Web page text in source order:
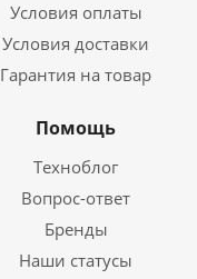
Условия оплаты
Условия доставки
Гарантия на товар
Помощь
Техноблог
Вопрос-ответ
Бренды
Наши статусы